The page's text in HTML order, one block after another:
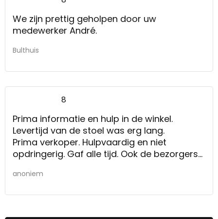
We zijn prettig geholpen door uw
medewerker André.
Bulthuis
8
Prima informatie en hulp in de winkel.
Levertijd van de stoel was erg lang.
Prima verkoper. Hulpvaardig en niet
opdringerig. Gaf alle tijd. Ook de bezorgers
meubels, samen alles goed nagekeken,
anoniem